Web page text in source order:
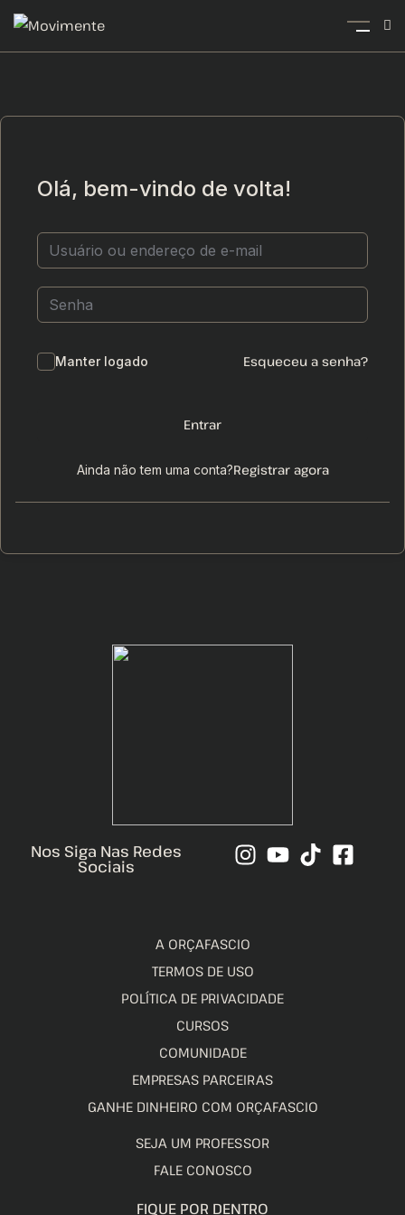
Olá, bem-vindo de volta!
Manter logado Esqueceu a senha?
Entrar
Ainda não tem uma conta?Registrar agora
Nos Siga Nas Redes
Sociais
A ORÇAFASCIO
TERMOS DE USO
POLÍTICA DE PRIVACIDADE
CURSOS
COMUNIDADE
EMPRESAS PARCEIRAS
GANHE DINHEIRO COM ORÇAFASCIO
SEJA UM PROFESSOR
FALE CONOSCO
FIQUE POR DENTRO